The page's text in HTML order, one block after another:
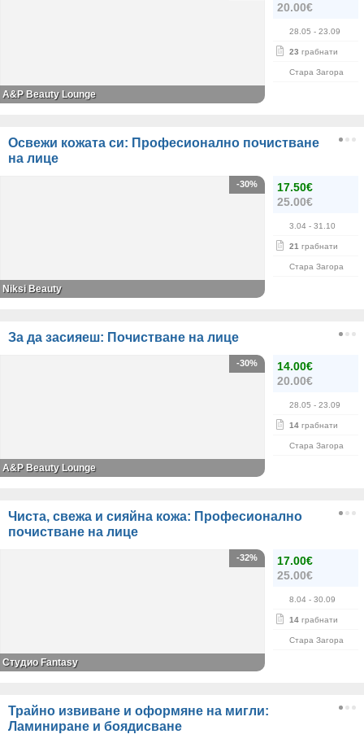
20.00€
28.05 - 23.09
23 грабнати
Стара Загора
A&P Beauty Lounge
Освежи кожата си: Професионално почистване
на лице
17.50€
25.00€
3.04 - 31.10
21 грабнати
Стара Загора
-30%
Niksi Beauty
За да засияеш: Почистване на лице
14.00€
20.00€
28.05 - 23.09
14 грабнати
Стара Загора
-30%
A&P Beauty Lounge
Чиста, свежа и сияйна кожа: Професионално
почистване на лице
17.00€
25.00€
8.04 - 30.09
14 грабнати
Стара Загора
-32%
Студио Fantasy
Трайно извиване и оформяне на мигли:
Ламиниране и боядисване